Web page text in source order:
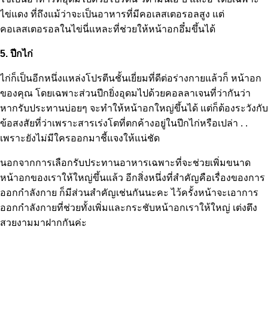
ไข่แดง ที่ถึงแม้ว่าจะเป็นอาหารที่มีคอเลสเตอรอลสูง แต่
คอเลสเตอรอลในไข่นี่แหละที่ช่วยให้หน้าอกอึ๋มขึ้นได้
5. ปีกไก่
ไก่ก็เป็นอีกหนึ่งแหล่งโปรตีนชั้นเยี่ยมที่ดีต่อร่างกายแล้วก็ หน้าอก
ของคุณ โดยเฉพาะส่วนปีกยิ่งอุดมไปด้วยคอลลาเจนที่ว่ากันว่า
หากรับประทานบ่อยๆ จะทำให้หน้าอกใหญ่ขึ้นได้ แต่ก็ต้องระวังกับ
ข้อสงสัยที่ว่าเพราะสารเร่งโตที่ตกค้างอยู่ในปีกไก่หรือเปล่า . .
เพราะยังไม่มีใครออกมาชี้แจงให้แน่ชัด
นอกจากการเลือกรับประทานอาหารเฉพาะที่จะช่วยเพิ่มขนาด
หน้าอกของเราให้ใหญ่ขึ้นแล้ว อีกสิ่งหนึ่งที่สำคัญคือเรื่องของการ
ออกกำลังกาย ก็มีส่วนสำคัญเช่นกันนะคะ ไว้ครั้งหน้าจะเอาการ
ออกกำลังกายที่ช่วยทั้งเพิ่มและกระชับหน้าอกเราให้ใหญ่ เต่งตึง
สวยงามมาฝากกันค่ะ